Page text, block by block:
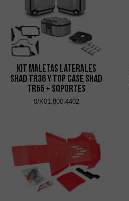
Kit Maletas Laterales
Shad TR36 y Top Case Shad
TR55 + Soportes
0/K01.800.4402